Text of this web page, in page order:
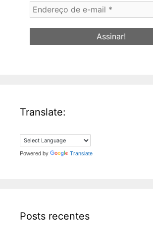
Endereço
de
e-
Translate:
Powered by Translate
Posts recentes